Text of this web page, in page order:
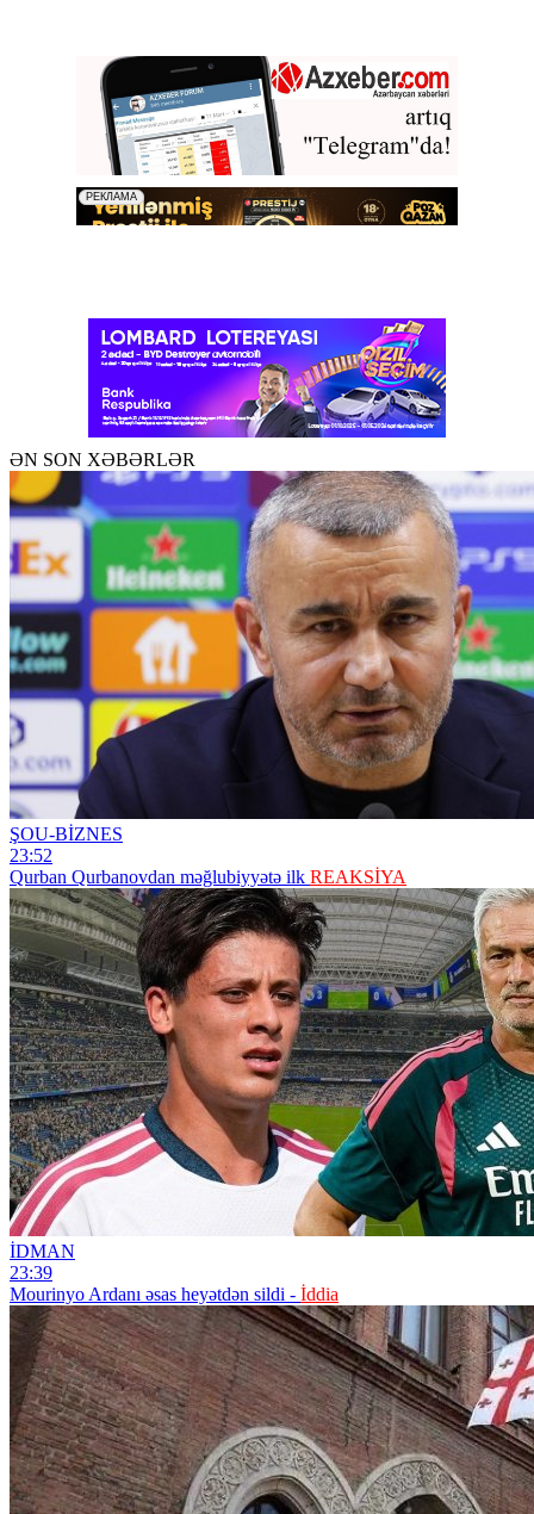
ƏN SON XƏBƏRLƏR
ŞOU-BİZNES
23:52
Qurban Qurbanovdan məğlubiyyətə ilk REAKSİYA
İDMAN
23:39
Mourinyo Ardanı əsas heyətdən sildi - İddia